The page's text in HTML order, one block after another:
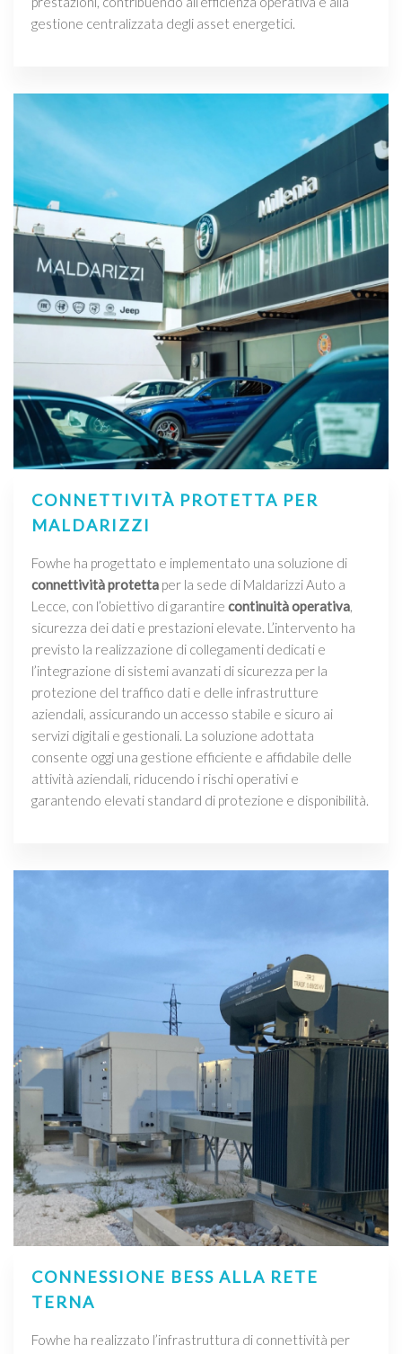
gestione centralizzata degli asset energetici.
CONNETTIVITÀ PROTETTA PER
MALDARIZZI
Fowhe ha progettato e implementato una soluzione di
connettività protetta per la sede di Maldarizzi Auto a
Lecce, con l’obiettivo di garantire continuità operativa,
sicurezza dei dati e prestazioni elevate. L’intervento ha
previsto la realizzazione di collegamenti dedicati e
l’integrazione di sistemi avanzati di sicurezza per la
protezione del traffico dati e delle infrastrutture
aziendali, assicurando un accesso stabile e sicuro ai
servizi digitali e gestionali. La soluzione adottata
consente oggi una gestione efficiente e affidabile delle
attività aziendali, riducendo i rischi operativi e
garantendo elevati standard di protezione e disponibilità.
CONNESSIONE BESS ALLA RETE
TERNA
Fowhe ha realizzato l’infrastruttura di connettività per